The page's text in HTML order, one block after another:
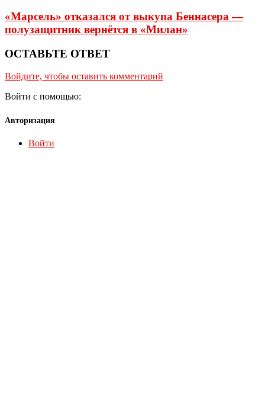
«Марсель» отказался от выкупа Беннасера —
полузащитник вернётся в «Милан»
ОСТАВЬТЕ ОТВЕТ
Войдите, чтобы оставить комментарий
Войти с помощью:
Авторизация
Войти